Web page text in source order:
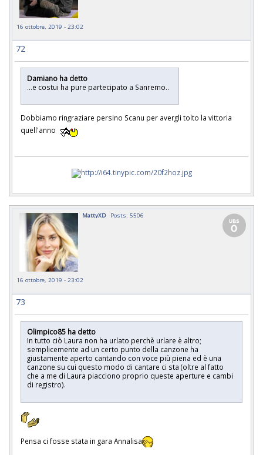
16 ottobre, 2019 - 23:02
72
Damiano ha detto
...e costui ha pure partecipato a Sanremo..
Dobbiamo ringraziare persino Scanu per avergli tolto la vittoria
quell'anno
MattyXD Posts: 5506
16 ottobre, 2019 - 23:02
73
Olimpico85 ha detto
In tutto ciò Laura non ha urlato perchè urlare è altro;
semplicemente ad un certo punto della canzone ha
giustamente aperto cantando con voce più piena ed è una
canzone su cui questo modo di cantare ci sta (oltre al fatto
che a me di Laura piacciono proprio queste aperture e cambi
di registro).
Pensa ci fosse stata in gara Annalisa